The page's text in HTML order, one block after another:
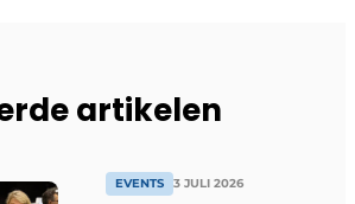
artikelen
EVENTS 3 JULI 2026